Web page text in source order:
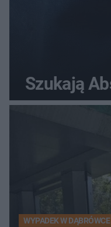
Szukają
WYPADEK W DĄBRÓWCE